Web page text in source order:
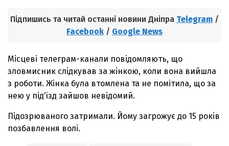
Підпишись та читай останні новини Дніпра Telegram /
Facebook / Google News
Місцеві телеграм-канали повідомляють, що
зловмисник слідкував за жінкою, коли вона вийшла
з роботи. Жінка була втомлена та не помітила, що за
нею у підʼїзд зайшов невідомий.
Підозрюваного затримали. Йому загрожує до 15 років
позбавлення волі.